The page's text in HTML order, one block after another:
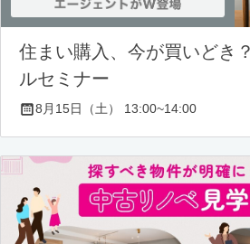
住まい購入、今が買いどき
ルセミナー
8月15日（土） 13:00~14:00